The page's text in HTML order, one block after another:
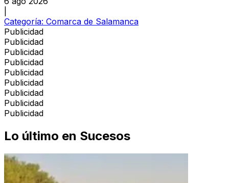
Categoría: Comarca de Salamanca
Publicidad
Publicidad
Publicidad
Publicidad
Publicidad
Publicidad
Publicidad
Publicidad
Publicidad
Lo último en Sucesos